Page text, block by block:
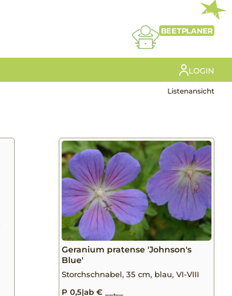
NEU
BEETPLANER
LOGIN
Listenansicht
Geranium pratense 'Johnson's
Blue'
Storchschnabel, 35 cm, blau, VI-VIII
P 0,5|ab € __,__